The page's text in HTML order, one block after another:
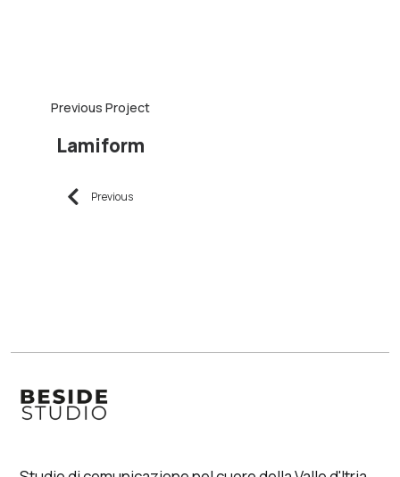
Previous
Lamiform